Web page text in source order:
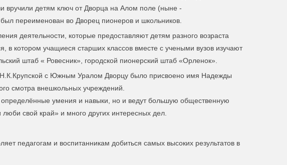
вручили детям ключ от Дворца на Алом поле (ныне -
переименован во Дворец пионеров и школьников.
деятельности, которые предоставляют детям разного возраста
котором учащиеся старших классов вместе с учеными вузов изучают
штаб « Ровесник», городской пионерский штаб «Орленок».
Н.К.Крупской с Южным Уралом Дворцу было присвоено имя Надежды
смотра внешкольных учреждений.
определённые умения и навыки, но и ведут большую общественную
свой край» и много других интересных дел.
педагогам и воспитанникам добиться самых высоких результатов в